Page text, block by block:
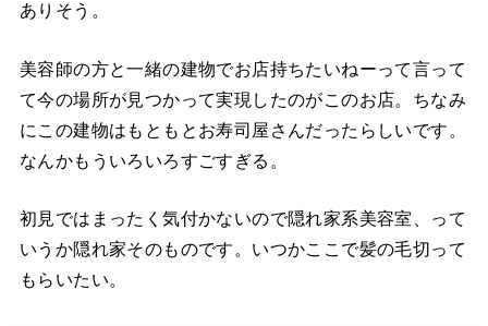
ありそう。
美容師の方と一緒の建物でお店持ちたいねーって言って
て今の場所が見つかって実現したのがこのお店。ちなみ
にこの建物はもともとお寿司屋さんだったらしいです。
なんかもういろいろすごすぎる。
初見ではまったく気付かないので隠れ家系美容室、って
いうか隠れ家そのものです。いつかここで髪の毛切って
もらいたい。